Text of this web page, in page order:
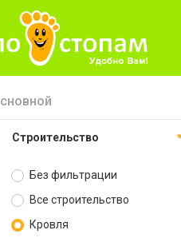
Строительство
Без фильтрации
Все строительство
Кровля